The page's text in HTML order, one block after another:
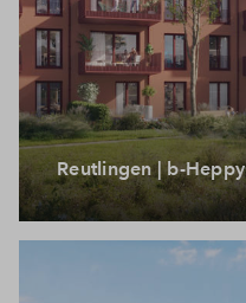
Reutlingen | b-Heppy